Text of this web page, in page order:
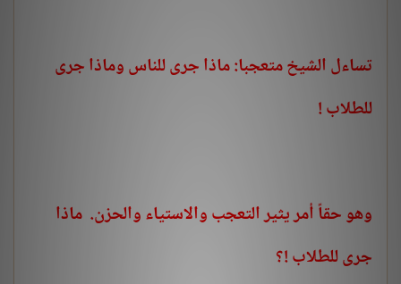
تساءل الشيخ متعجبا: ماذا جرى للناس وماذا جرى
للطلاب !
وهو حقاً أمر يثير التعجب والاستياء والحزن. ماذا
جرى للطلاب !؟